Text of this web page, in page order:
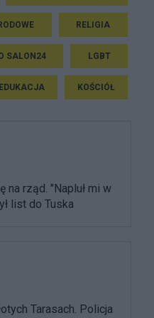
RELIGIA
SALON24 LGBT
EDUKACJA KOŚCIÓŁ
na rząd. "Napluł mi w
list do Tuska
Tarasach. Policja